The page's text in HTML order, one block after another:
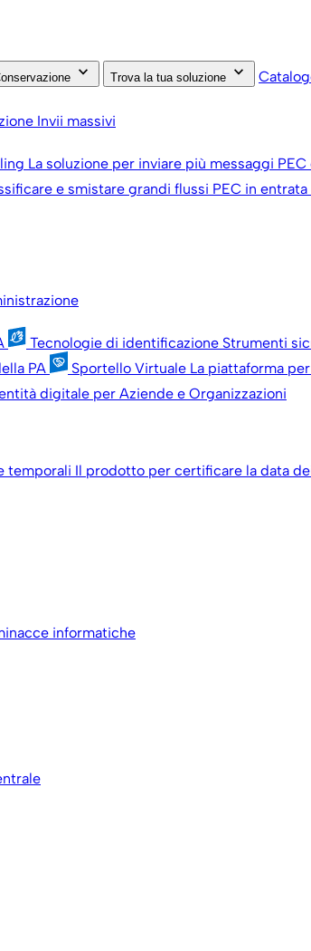
keyboard_arrow_down Trova la tua soluzione keyboard_arrow_down
Invii massivi
La soluzione per inviare più messaggi
e smistare grandi flussi PEC in entrata
Tecnologie di identificazione Strumenti
PA Sportello Virtuale La piattaforma
digitale per Aziende e Organizzazioni
temporali Il prodotto per certificare la data
informatiche